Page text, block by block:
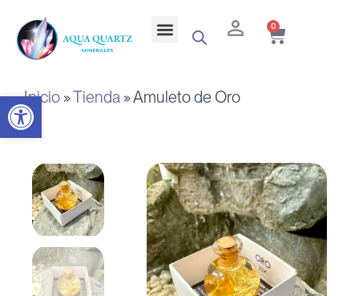
Abrir barra de herramientas
contenido
Menu 0
Inicio »Tienda »Amuleto de Oro